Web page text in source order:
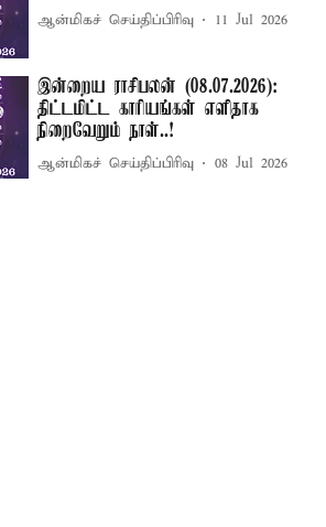
ஆன்மிகச் செய்திப்பிரிவு 11 Jul 2026
இன்றைய ராசிபலன் (08.07.2026):
திட்டமிட்ட காரியங்கள் எளிதாக
நிறைவேறும் நாள்..!
ஆன்மிகச் செய்திப்பிரிவு 08 Jul 2026